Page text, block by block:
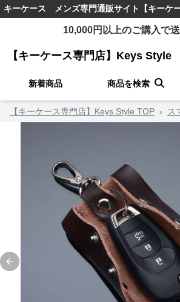
キーケース メンズ専門通販サイト 【キー
10,000円以上のご購入で
【キーケース専門店】Keys Style
新着商品 商品を検索
【キーケース専門店】Keys Style TOP › ス
Previous slide